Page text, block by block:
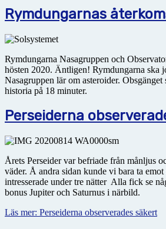
Rymdungarnas
Rymdungarna Nasagruppen och
hösten 2020. Äntligen! Rymdungarna ska
Nasagruppen lär om asteroider.
historia på 18 minuter.
Perseiderna
Årets Perseider var befriade från månljus
väder. Å andra sidan kunde vi bara ta emot
intresserade under tre nätter Alla fick se
bonus Jupiter och Saturnus i närbild.
Läs mer: Perseiderna observerades säkert